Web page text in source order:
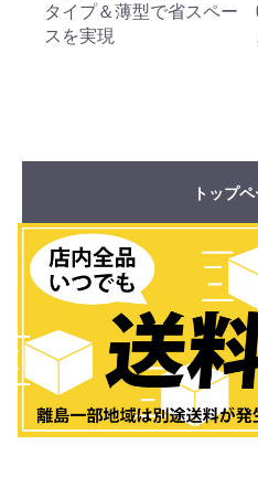
タイプ＆薄型で省スペー
スを実現
トップ